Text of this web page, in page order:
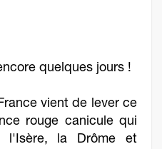
quelques jours !
vient de lever ce
rouge canicule qui
l'Isère, la Drôme et